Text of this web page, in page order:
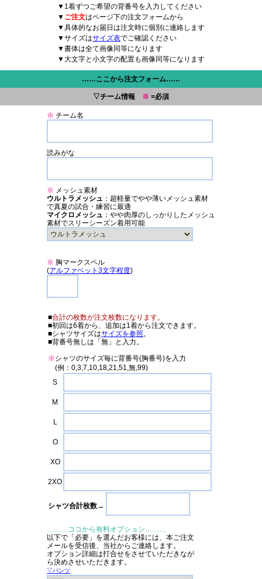
▼1着ずつご希望の背番号を入力してください
▼ ご注文はページ下の注文フォームから
▼具体的なお届日は注文時に個別に連絡します
▼サイズはサイズ表でご確認ください
▼書体は全て画像同等になります
▼大文字と小文字の配置も画像同等になります
……ここから注文フォーム……
▽チーム情報 ※ =必須
※ チーム名
読みがな
※ メッシュ素材
ウルトラメッシュ ：超軽量でやや薄いメッシュ素材
で真夏の試合・練習に最適
マイクロメッシュ ：やや肉厚のしっかりしたメッシュ
素材でスリーシーズン着用可能
※ 胸マークスペル
(アルファベット3文字程度)
■合計の枚数が注文枚数になります。
■初回は6着から、追加は1着から注文できます。
■シャツサイズはサイズを参照。
■背番号無しは「無」と入力。
※シャツのサイズ毎に背番号(胸番号)を入力
(例：0,3,7,10,18,21,51,無,99)
S
M
L
O
XO
2XO
シャツ合計枚数→
………ココから有料オプション………
以下で「必要」を選んだお客様には、本ご注文
メールを受信後、当社からご連絡します。
オプション詳細は打合せをさせていただきなが
ら決めさせいただきます。
▽パンツ